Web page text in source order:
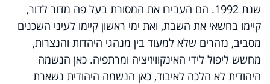
שנת 1992. הם העבירו את המסורת בעל פה מדור לדור,
קיימו בחשאי את השבת, ואת ימי ראשון קיימו לעיני השכנים
מסביב, נזהרים שלא למעוד בין מנהגי היהדות והנצרות,
מחשש ליפול לידי האינקוויזיציה ומרתפיה. כאן הנשמה
היהודית לא הלכה לאיבוד, כאן הנשמה היהודית נשארת